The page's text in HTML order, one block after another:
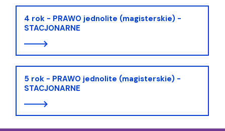
4 rok - PRAWO jednolite (magisterskie) -
STACJONARNE
5 rok - PRAWO jednolite (magisterskie) -
STACJONARNE